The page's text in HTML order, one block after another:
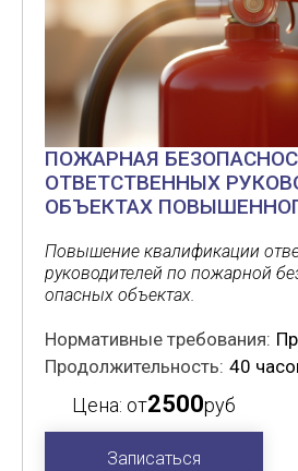
ПОЖАРНАЯ
ОТВЕТСТВЕННЫХ
ОБЪЕКТАХ
Повышение квалификации
руководителей по пожарной
опасных объектах.
Нормативные требования:
Продолжительность: 40
Цена: от2500руб
Записаться